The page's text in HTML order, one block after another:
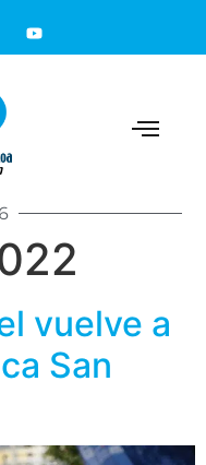
vuelve a
San